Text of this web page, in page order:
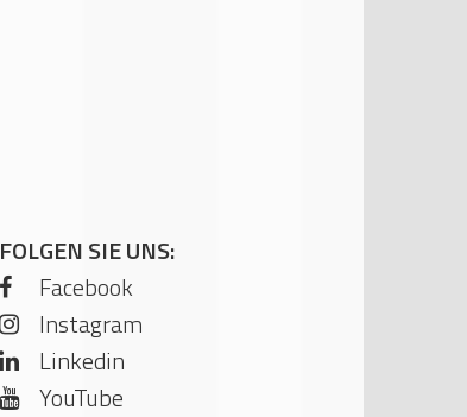
FOLGEN SIE UNS:
Facebook
Instagram
Linkedin
YouTube